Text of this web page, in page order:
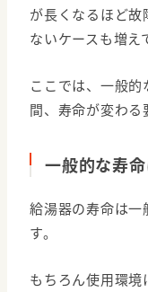
が長くなるほど故
ないケースも増え
ここでは、一般
間、寿命が変わる
一般的な寿
給湯器の寿命は一
す。
もちろん使用環境